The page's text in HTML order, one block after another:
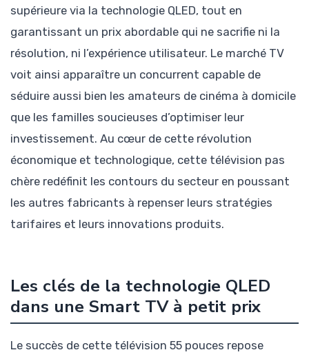
supérieure via la technologie QLED, tout en
garantissant un prix abordable qui ne sacrifie ni la
résolution, ni l’expérience utilisateur. Le marché TV
voit ainsi apparaître un concurrent capable de
séduire aussi bien les amateurs de cinéma à domicile
que les familles soucieuses d’optimiser leur
investissement. Au cœur de cette révolution
économique et technologique, cette télévision pas
chère redéfinit les contours du secteur en poussant
les autres fabricants à repenser leurs stratégies
tarifaires et leurs innovations produits.
Les clés de la technologie QLED
dans une Smart TV à petit prix
Le succès de cette télévision 55 pouces repose